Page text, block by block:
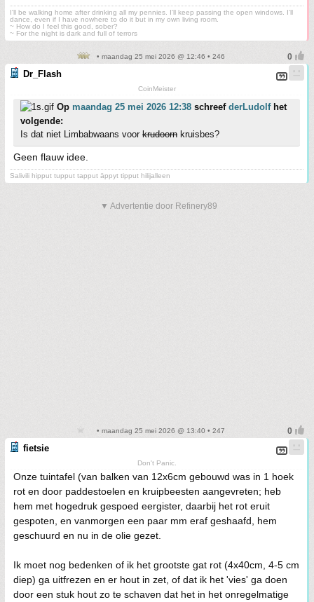
I'll be walking home after drinking all my pennies. I'll keep passing the open windows. I'll
dance, even if I have nowhere to do it but in my own living room.
~ How do I feel this good, sober?
~ For the night is dark and full of terrors
• maandag 25 mei 2026 @ 12:46 • 246
Dr_Flash
CoinMeister
Op maandag 25 mei 2026 12:38 schreef derLudolfhet
volgende:
Is dat niet Limbabwaans voor krudoorn kruisbes?
Geen flauw idee.
Salivili hipput tupput tapput äppyt tipput hilijalleen
▼ Advertentie door Refinery89
• maandag 25 mei 2026 @ 13:40 • 247
fietsie
Don't Panic.
Onze tuintafel (van balken van 12x6cm gebouwd was in 1 hoek
rot en door paddestoelen en kruipbeesten aangevreten; heb
hem met hogedruk gespoed eergister, daarbij het rot eruit
gespoten, en vanmorgen een paar mm eraf geshaafd, hem
geschuurd en nu in de olie gezet.
Ik moet nog bedenken of ik het grootste gat rot (4x40cm, 4-5 cm
diep) ga uitfrezen en er hout in zet, of dat ik het 'vies' ga doen
door een stuk hout zo te schaven dat het in het onregelmatige